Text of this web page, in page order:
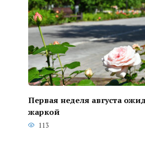
Первая неделя августа
жаркой
113